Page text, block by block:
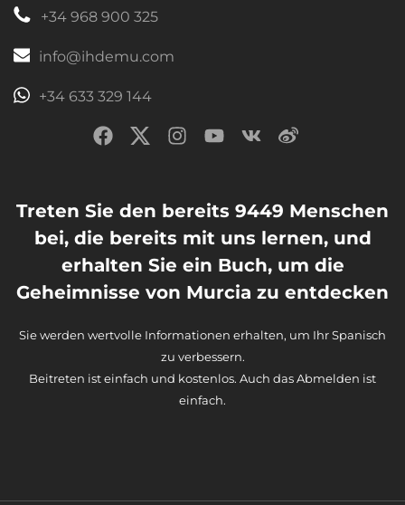
+34 968 900 325
info@ihdemu.com
+34 633 329 144
Treten Sie den bereits 9449 Menschen
bei, die bereits mit uns lernen, und
erhalten Sie ein Buch, um die
Geheimnisse von Murcia zu entdecken
Sie werden wertvolle Informationen erhalten, um Ihr Spanisch
zu verbessern.
Beitreten ist einfach und kostenlos. Auch das Abmelden ist
einfach.